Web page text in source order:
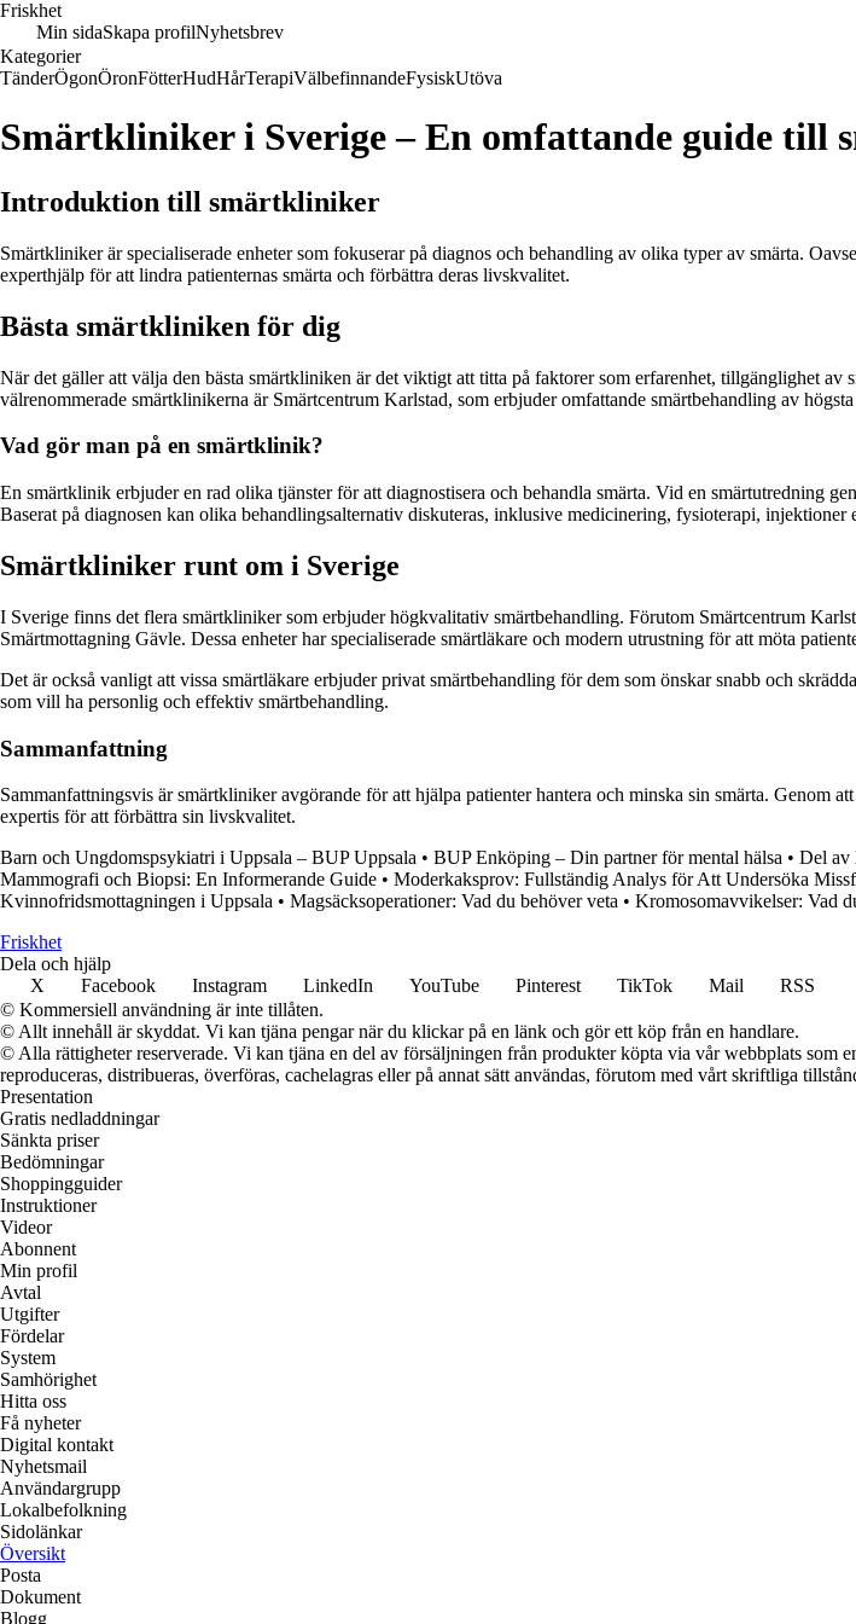
Friskhet
Min sidaSkapa profilNyhetsbrev
Kategorier
TänderÖgonÖronFötterHudHårTerapiVälbefinnandeFysiskUtöva
Smärtkliniker i Sverige – En omfattande guide till
Introduktion till smärtkliniker
Smärtkliniker är specialiserade enheter som fokuserar på diagnos och behandling av olika typer av smärta.
experthjälp för att lindra patienternas smärta och förbättra deras livskvalitet.
Bästa smärtkliniken för dig
När det gäller att välja den bästa smärtkliniken är det viktigt att titta på faktorer som erfarenhet, tillgänglighet
välrenommerade smärtklinikerna är Smärtcentrum Karlstad, som erbjuder omfattande smärtbehandling av
Vad gör man på en smärtklinik?
En smärtklinik erbjuder en rad olika tjänster för att diagnostisera och behandla smärta. Vid en smärtutredning
Baserat på diagnosen kan olika behandlingsalternativ diskuteras, inklusive medicinering, fysioterapi,
Smärtkliniker runt om i Sverige
I Sverige finns det flera smärtkliniker som erbjuder högkvalitativ smärtbehandling. Förutom Smärtcentrum
Smärtmottagning Gävle. Dessa enheter har specialiserade smärtläkare och modern utrustning för att möta
Det är också vanligt att vissa smärtläkare erbjuder privat smärtbehandling för dem som önskar snabb och
som vill ha personlig och effektiv smärtbehandling.
Sammanfattning
Sammanfattningsvis är smärtkliniker avgörande för att hjälpa patienter hantera och minska sin smärta. Genom
expertis för att förbättra sin livskvalitet.
Barn och Ungdomspsykiatri i Uppsala – BUP Uppsala • BUP Enköping – Din partner för mental hälsa • Del av
Mammografi och Biopsi: En Informerande Guide • Moderkaksprov: Fullständig Analys för Att Undersöka
Kvinnofridsmottagningen i Uppsala • Magsäcksoperationer: Vad du behöver veta • Kromosomavvikelser: Vad
Friskhet
Dela och hjälp
X
Facebook Instagram LinkedIn YouTube Pinterest TikTok Mail
RSS
© Kommersiell användning är inte tillåten.
© Allt innehåll är skyddat. Vi kan tjäna pengar när du klickar på en länk och gör ett köp från en handlare.
© Alla rättigheter reserverade. Vi kan tjäna en del av försäljningen från produkter köpta via vår webbplats som
reproduceras, distribueras, överföras, cachelagras eller på annat sätt användas, förutom med vårt skriftliga
Presentation
Gratis nedladdningar
Sänkta priser
Bedömningar
Shoppingguider
Instruktioner
Videor
Abonnent
Min profil
Avtal
Utgifter
Fördelar
System
Samhörighet
Hitta oss
Få nyheter
Digital kontakt
Nyhetsmail
Användargrupp
Lokalbefolkning
Sidolänkar
Översikt
Posta
Dokument
Blogg